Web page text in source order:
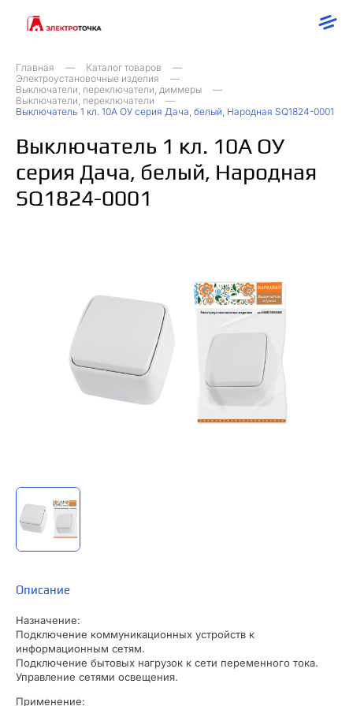
Главная
Каталог товаров
Электроустановочные изделия
Выключатели, переключатели, диммеры
Выключатели, переключатели
Выключатель 1 кл. 10А ОУ серия Дача, белый, Народная SQ1824-0001
Выключатель 1 кл. 10А ОУ
серия Дача, белый, Народная
SQ1824-0001
Описание
Назначение:
Подключение коммуникационных устройств к
информационным сетям.
Подключение бытовых нагрузок к сети переменного тока.
Управление сетями освещения.
Применение: